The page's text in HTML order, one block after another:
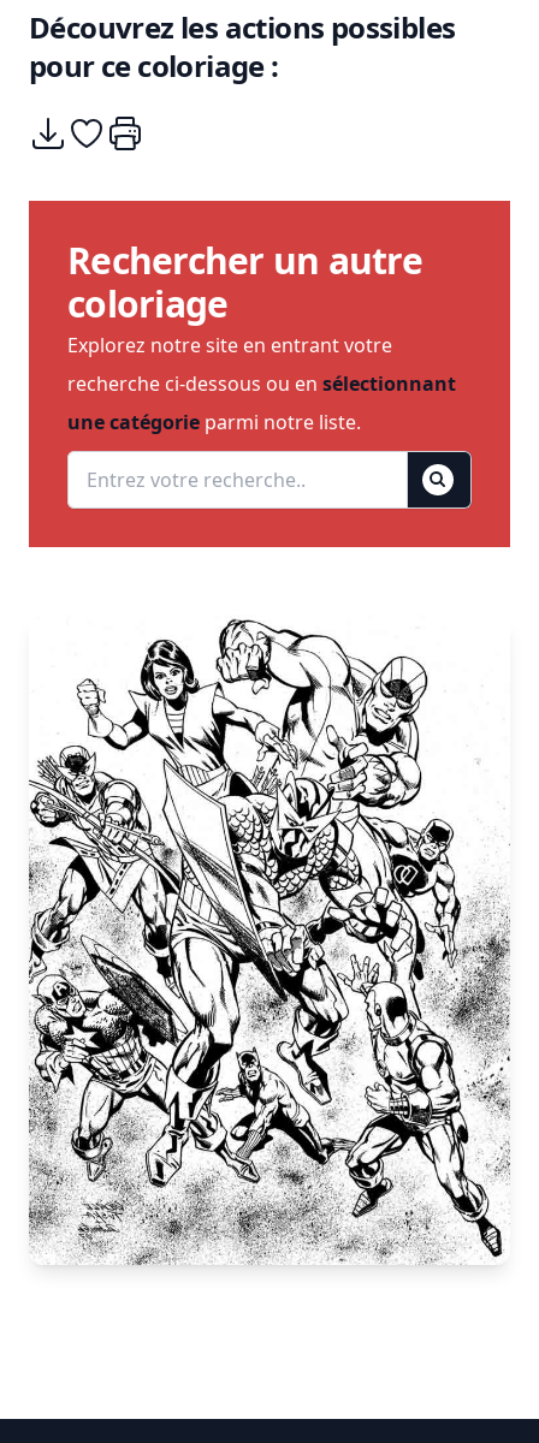
Découvrez les actions possibles
pour ce coloriage :
Télécharger
Ajouter à mes coups de coeurs
Imprimer
Rechercher un autre
coloriage
Explorez notre site en entrant votre
recherche ci-dessous ou en sélectionnant
une catégorie parmi notre liste.